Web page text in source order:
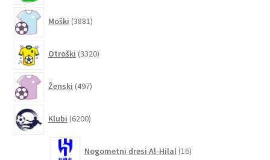
Moški 3881izdelkov
Otroški 3320izdelkov
Ženski 497izdelkov
Klubi 6200izdelkov
Nogometni dresi Al-Hilal 16izdelkov